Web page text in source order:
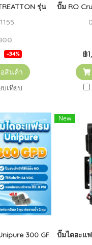
รุ่น 350 GPD
-34%
สินค้า
บเทียบ
ปั๊ม RO
฿
300 GPD + Adapter
New
ปั๊มไดอะแ